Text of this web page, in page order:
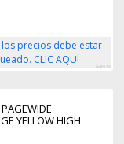
los precios debe estar
CLIC AQUÍ
44808
YELLOW HIGH